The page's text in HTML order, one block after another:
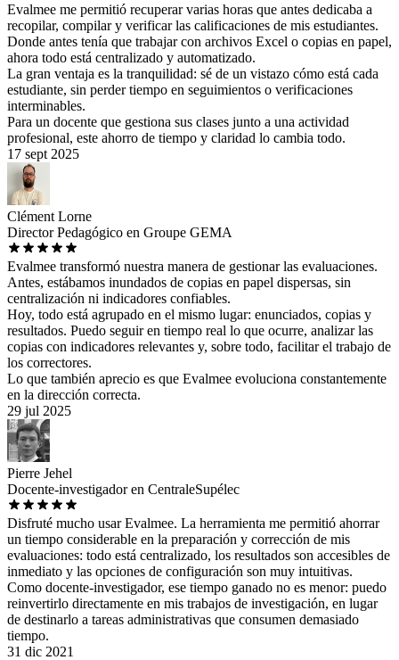
Evalmee me permitió recuperar varias horas que antes dedicaba a
recopilar, compilar y verificar las calificaciones de mis estudiantes.
Donde antes tenía que trabajar con archivos Excel o copias en papel,
ahora todo está centralizado y automatizado.
La gran ventaja es la tranquilidad: sé de un vistazo cómo está cada
estudiante, sin perder tiempo en seguimientos o verificaciones
interminables.
Para un docente que gestiona sus clases junto a una actividad
profesional, este ahorro de tiempo y claridad lo cambia todo.
17 sept 2025
Clément Lorne
Director Pedagógico en Groupe GEMA
Evalmee transformó nuestra manera de gestionar las evaluaciones.
Antes, estábamos inundados de copias en papel dispersas, sin
centralización ni indicadores confiables.
Hoy, todo está agrupado en el mismo lugar: enunciados, copias y
resultados. Puedo seguir en tiempo real lo que ocurre, analizar las
copias con indicadores relevantes y, sobre todo, facilitar el trabajo de
los correctores.
Lo que también aprecio es que Evalmee evoluciona constantemente
en la dirección correcta.
29 jul 2025
Pierre Jehel
Docente-investigador en CentraleSupélec
Disfruté mucho usar Evalmee. La herramienta me permitió ahorrar
un tiempo considerable en la preparación y corrección de mis
evaluaciones: todo está centralizado, los resultados son accesibles de
inmediato y las opciones de configuración son muy intuitivas.
Como docente-investigador, ese tiempo ganado no es menor: puedo
reinvertirlo directamente en mis trabajos de investigación, en lugar
de destinarlo a tareas administrativas que consumen demasiado
tiempo.
31 dic 2021